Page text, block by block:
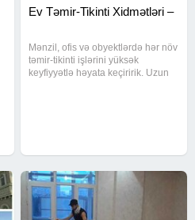
Ev Təmir-Tikinti Xidmətləri –
Mənzil, ofis və obyektlərdə hər növ
təmir-tikinti işlərini yüksək
keyfiyyətlə həyata keçiririk. Uzun